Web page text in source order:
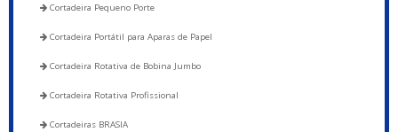
Cortadeira Pequeno Porte
Cortadeira Portátil para Aparas de Papel
Cortadeira Rotativa de Bobina Jumbo
Cortadeira Rotativa Profissional
Cortadeiras BRASIA